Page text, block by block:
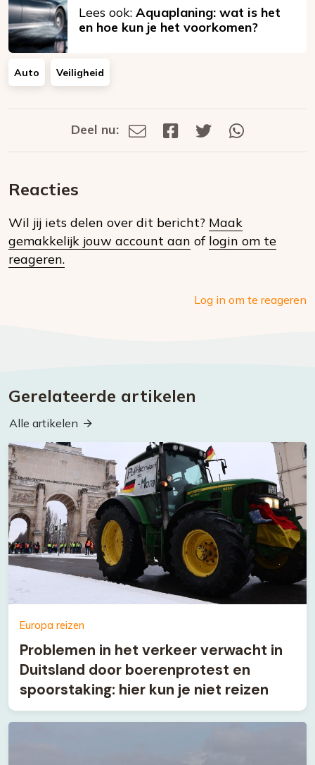
Lees ook: Aquaplaning: wat is het
en hoe kun je het voorkomen?
Auto Veiligheid
Deel
social
Deel nu:
Deel
Deel
Deel
Reacties
Wil jij iets delen over dit bericht? Maak
gemakkelijk jouw account aan of login om te
reageren.
Log in om te reageren
Gerelateerde artikelen
Alle artikelen
Europa reizen
Problemen in het verkeer verwacht in
Duitsland door boerenprotest en
spoorstaking: hier kun je niet reizen